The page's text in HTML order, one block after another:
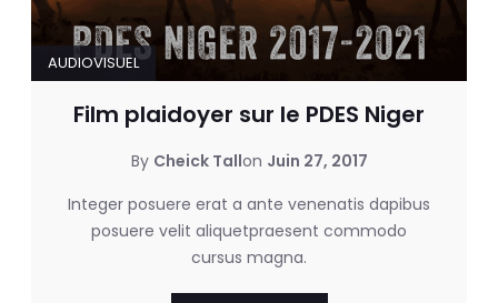
AUDIOVISUEL
Film plaidoyer sur le PDES Niger
By Cheick Tallon Juin 27, 2017
Integer posuere erat a ante venenatis dapibus
posuere velit aliquetpraesent commodo
cursus magna.